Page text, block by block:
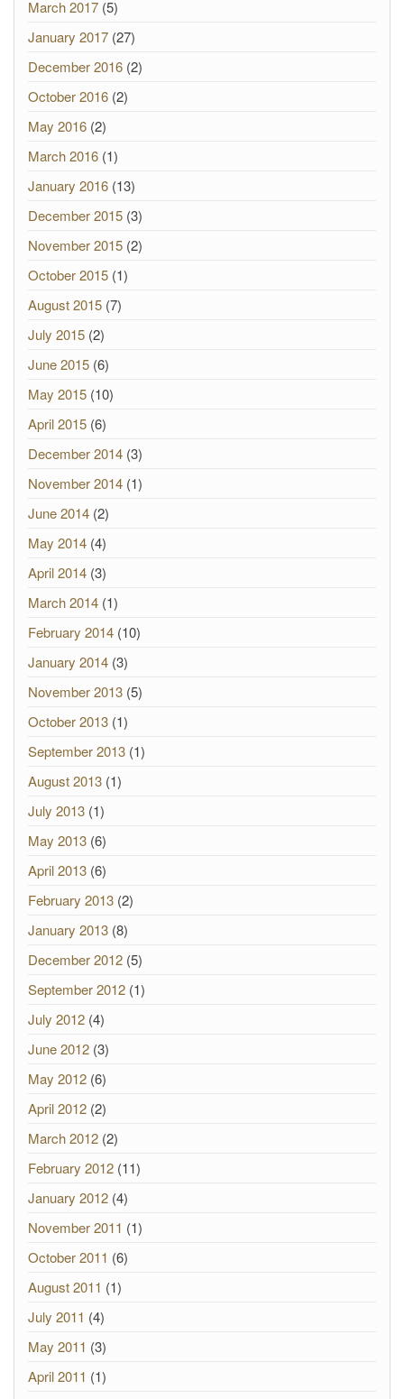
March 2017 (5)
January 2017 (27)
December 2016 (2)
October 2016 (2)
May 2016 (2)
March 2016 (1)
January 2016 (13)
December 2015 (3)
November 2015 (2)
October 2015 (1)
August 2015 (7)
July 2015 (2)
June 2015 (6)
May 2015 (10)
April 2015 (6)
December 2014 (3)
November 2014 (1)
June 2014 (2)
May 2014 (4)
April 2014 (3)
March 2014 (1)
February 2014 (10)
January 2014 (3)
November 2013 (5)
October 2013 (1)
September 2013 (1)
August 2013 (1)
July 2013 (1)
May 2013 (6)
April 2013 (6)
February 2013 (2)
January 2013 (8)
December 2012 (5)
September 2012 (1)
July 2012 (4)
June 2012 (3)
May 2012 (6)
April 2012 (2)
March 2012 (2)
February 2012 (11)
January 2012 (4)
November 2011 (1)
October 2011 (6)
August 2011 (1)
July 2011 (4)
May 2011 (3)
April 2011 (1)